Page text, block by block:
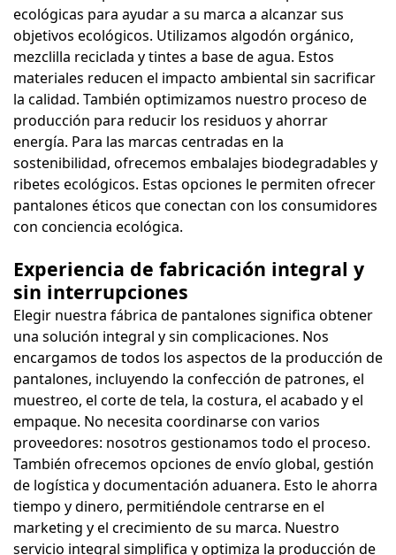
ecológicas para ayudar a su marca a alcanzar sus
objetivos ecológicos. Utilizamos algodón orgánico,
mezclilla reciclada y tintes a base de agua. Estos
materiales reducen el impacto ambiental sin sacrificar
la calidad. También optimizamos nuestro proceso de
producción para reducir los residuos y ahorrar
energía. Para las marcas centradas en la
sostenibilidad, ofrecemos embalajes biodegradables y
ribetes ecológicos. Estas opciones le permiten ofrecer
pantalones éticos que conectan con los consumidores
con conciencia ecológica.
Experiencia de fabricación integral y
sin interrupciones
Elegir nuestra fábrica de pantalones significa obtener
una solución integral y sin complicaciones. Nos
encargamos de todos los aspectos de la producción de
pantalones, incluyendo la confección de patrones, el
muestreo, el corte de tela, la costura, el acabado y el
empaque. No necesita coordinarse con varios
proveedores: nosotros gestionamos todo el proceso.
También ofrecemos opciones de envío global, gestión
de logística y documentación aduanera. Esto le ahorra
tiempo y dinero, permitiéndole centrarse en el
marketing y el crecimiento de su marca. Nuestro
servicio integral simplifica y optimiza la producción de